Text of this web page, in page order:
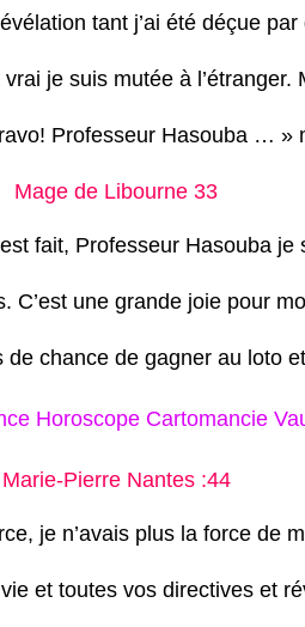
tant j’ai été déçue par
je suis mutée à
Professeur Hasouba … »
Mage de Libourne 33
fait, Professeur Hasouba
C’est une grande joie pour
chance de gagner au loto
Horoscope Cartomancie
Marie-Pierre Nantes :44
je n’avais plus la force de
et toutes vos directives et